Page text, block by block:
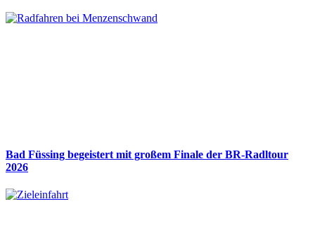
Bad Füssing begeistert mit großem Finale der BR-Radltour
2026